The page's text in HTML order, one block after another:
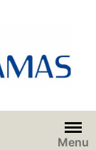
Menu